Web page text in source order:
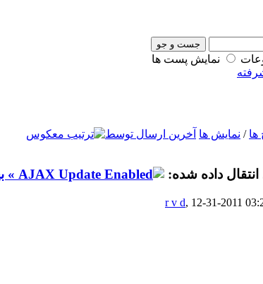
نمایش پست ها
ها / نمایش ها آخرین ارسال توسط
انتقال داده شده: »
r v d, 12-31-2011